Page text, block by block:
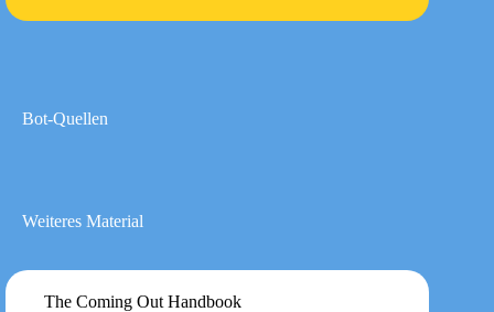
Bot-Quellen
Weiteres Material
The Coming Out Handbook